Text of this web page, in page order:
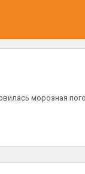
морозная